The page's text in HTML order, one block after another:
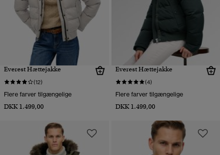
Everest Hættejakke
(12)
Flere farver tilgængelige
DKK 1.499,00
Everest Hættejakke
(4)
Flere farver tilgængelige
DKK 1.499,00